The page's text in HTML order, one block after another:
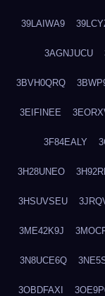
39LAIWA9
3AGNJUCU
3BVH0QRQ
3EIFINEE
3F84EALY
3H28UNEO
3HSUVSEU
3ME42K9J
3N8UCE6Q
3OBDFAXI